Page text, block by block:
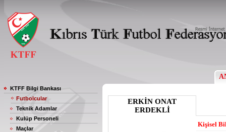
KTFF Bilgi Bankası
Futbolcular
Teknik Adamlar
Kulüp Personeli
Maçlar
ERKİN ONAT
ERDEKLİ
Kişisel